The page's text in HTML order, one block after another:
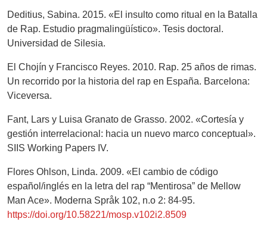
Deditius, Sabina. 2015. «El insulto como ritual en la Batalla
de Rap. Estudio pragmalingüístico». Tesis doctoral.
Universidad de Silesia.
El Chojín y Francisco Reyes. 2010. Rap. 25 años de rimas.
Un recorrido por la historia del rap en España. Barcelona:
Viceversa.
Fant, Lars y Luisa Granato de Grasso. 2002. «Cortesía y
gestión interrelacional: hacia un nuevo marco conceptual».
SIIS Working Papers IV.
Flores Ohlson, Linda. 2009. «El cambio de código
español/inglés en la letra del rap “Mentirosa” de Mellow
Man Ace». Moderna Språk 102, n.o 2: 84-95.
https://doi.org/10.58221/mosp.v102i2.8509